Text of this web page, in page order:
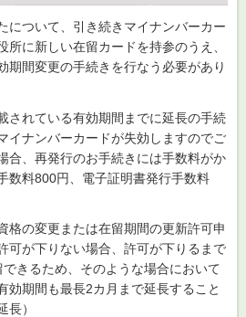
について、引き続きマイナンバーカー
所に新しい在留カードを持参のうえ、
期間変更の手続きを行なう必要があり
されている有効期間までに延長の手続
イナンバーカードが失効しますのでご
合、再発行のお手続きには手数料がか
数料800円、電子証明書発行手数料
格の変更または在留期間の更新許可申
可が下りない場合、許可が下りるまで
きるため、そのような場合において
効期間も最長2カ月まで延長すること
長）